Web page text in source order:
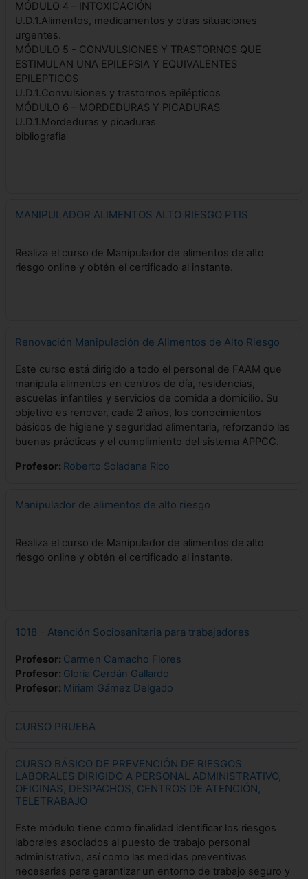
MÓDULO 4 – INTOXICACIÓN
U.D.1.Alimentos, medicamentos y otras situaciones
urgentes.
MÓDULO 5 - CONVULSIONES Y TRASTORNOS QUE
ESTIMULAN UNA EPILEPSIA Y EQUIVALENTES
EPILEPTICOS
U.D.1.Convulsiones y trastornos epilépticos
MÓDULO 6 – MORDEDURAS Y PICADURAS
U.D.1.Mordeduras y picaduras
bibliografia
MANIPULADOR ALIMENTOS ALTO RIESGO PTIS
Realiza el curso de Manipulador de alimentos de alto
riesgo online y obtén el certificado al instante.
Renovación Manipulación de Alimentos de Alto Riesgo
Este curso está dirigido a todo el personal de FAAM que
manipula alimentos en centros de día, residencias,
escuelas infantiles y servicios de comida a domicilio. Su
objetivo es renovar, cada 2 años, los conocimientos
básicos de higiene y seguridad alimentaria, reforzando las
buenas prácticas y el cumplimiento del sistema APPCC.
Profesor: Roberto Soladana Rico
Manipulador de alimentos de alto riesgo
Realiza el curso de Manipulador de alimentos de alto
riesgo online y obtén el certificado al instante.
1018 - Atención Sociosanitaria para trabajadores
Profesor: Carmen Camacho Flores
Profesor: Gloria Cerdán Gallardo
Profesor: Miriam Gámez Delgado
CURSO PRUEBA
CURSO BÁSICO DE PREVENCIÓN DE RIESGOS
LABORALES DIRIGIDO A PERSONAL ADMINISTRATIVO,
OFICINAS, DESPACHOS, CENTROS DE ATENCIÓN,
TELETRABAJO
Este módulo tiene como finalidad identificar los riesgos
laborales asociados al puesto de trabajo personal
administrativo, así como las medidas preventivas
necesarias para garantizar un entorno de trabajo seguro y